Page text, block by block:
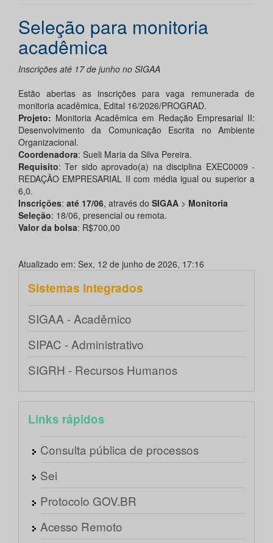
Seleção para monitoria
acadêmica
Inscrições até 17 de junho no SIGAA
Estão abertas as inscrições para vaga remunerada de
monitoria acadêmica, Edital 16/2026/PROGRAD.
Projeto: Monitoria Acadêmica em Redação Empresarial II:
Desenvolvimento da Comunicação Escrita no Ambiente
Organizacional.
Coordenadora: Sueli Maria da Silva Pereira.
Requisito: Ter sido aprovado(a) na disciplina EXEC0009 -
REDAÇÃO EMPRESARIAL II com média igual ou superior a
6,0.
Inscrições: até 17/06, através do SIGAA > Monitoria
Seleção: 18/06, presencial ou remota.
Valor da bolsa: R$700,00
Atualizado em: Sex, 12 de junho de 2026, 17:16
Sistemas integrados
SIGAA - Acadêmico
SIPAC - Administrativo
SIGRH - Recursos Humanos
Links rápidos
Consulta pública de processos
Sei
Protocolo GOV.BR
Acesso Remoto